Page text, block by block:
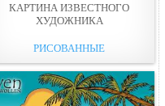
КАРТИНА ИЗВЕСТНОГО
ХУДОЖНИКА
РИСОВАННЫЕ